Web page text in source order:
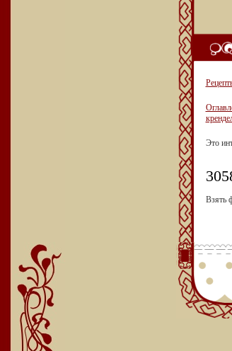
Это
Взять